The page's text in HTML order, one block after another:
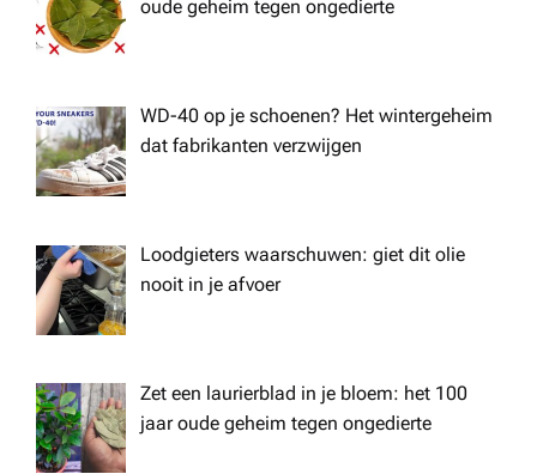
oude geheim tegen ongedierte
WD-40 op je schoenen? Het wintergeheim
dat fabrikanten verzwijgen
Loodgieters waarschuwen: giet dit olie
nooit in je afvoer
Zet een laurierblad in je bloem: het 100
jaar oude geheim tegen ongedierte